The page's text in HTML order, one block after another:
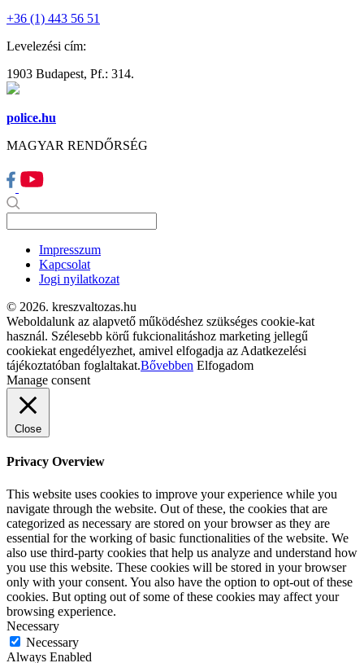
+36 (1) 443 56 51
Levelezési cím:
1903 Budapest, Pf.: 314.
police.hu
MAGYAR RENDŐRSÉG
Impresszum
Kapcsolat
Jogi nyilatkozat
© 2026. kreszvaltozas.hu
Weboldalunk az alapvető működéshez szükséges cookie-kat
használ. Szélesebb körű fukcionalitáshoz marketing jellegű
cookiekat engedélyezhet, amivel elfogadja az Adatkezelési
tájékoztatóban foglaltakat.Bővebben Elfogadom
Manage consent
Close
Privacy Overview
This website uses cookies to improve your experience while you
navigate through the website. Out of these, the cookies that are
categorized as necessary are stored on your browser as they are
essential for the working of basic functionalities of the website. We
also use third-party cookies that help us analyze and understand how
you use this website. These cookies will be stored in your browser
only with your consent. You also have the option to opt-out of these
cookies. But opting out of some of these cookies may affect your
browsing experience.
Necessary
Necessary
Always Enabled